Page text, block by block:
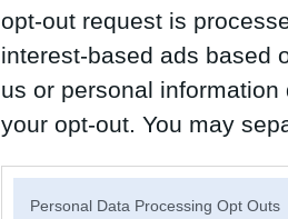
opt-out request is
interest-based ads based
us or personal
your opt-out. You may
Personal Data Processing Opt Outs